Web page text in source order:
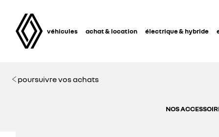
véhicules achat & location électrique & hybride
poursuivre vos achats
NOS